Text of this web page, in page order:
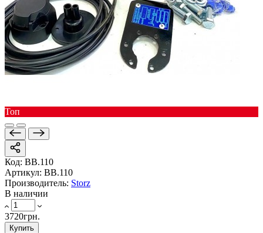
Toп
Код: ВВ.110
Артикул: ВВ.110
Производитель: Storz
В наличии
3720грн.
Купить